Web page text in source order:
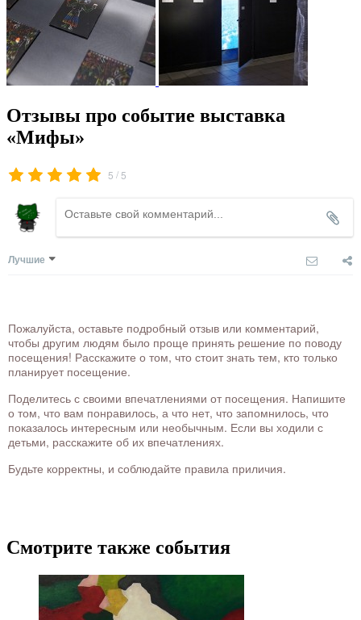
Отзывы про событие выставка
«Мифы»
5 / 5
Лучшие
Пожалуйста, оставьте подробный отзыв или комментарий,
чтобы другим людям было проще принять решение по поводу
посещения! Расскажите о том, что стоит знать тем, кто только
планирует посещение.
Поделитесь с своими впечатлениями от посещения. Напишите
о том, что вам понравилось, а что нет, что запомнилось, что
показалось интересным или необычным. Если вы ходили с
детьми, расскажите об их впечатлениях.
Будьте корректны, и соблюдайте правила приличия.
Смотрите также события